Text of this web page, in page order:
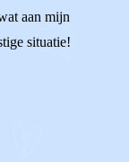
aan mijn
situatie!